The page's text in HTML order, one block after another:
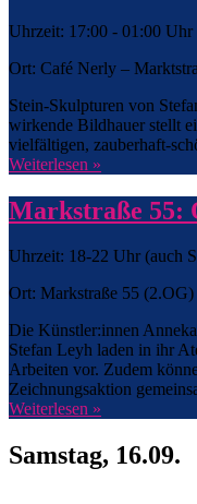
Uhrzeit: 17:00 - 01:00
Ort: Café Nerly –
Stein-Skulpturen von
wirkende Bildhauer stellt
vielfältigen, zauberhaft-
Weiterlesen »
Markstraße 55:
Uhrzeit: 18-22 Uhr (auch
Ort: Markstraße 55 (2.OG)
Die Künstler:innen
Stefan Leyh laden in ihr
Arbeiten vor. Zudem
Zeichnungsaktion
Weiterlesen »
Samstag, 16.09.